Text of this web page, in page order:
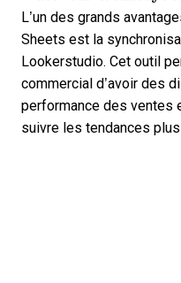
L’un des grands
Sheets est la
Lookerstudio. Cet outil
commercial d’avoir des
performance des ventes
suivre les tendances